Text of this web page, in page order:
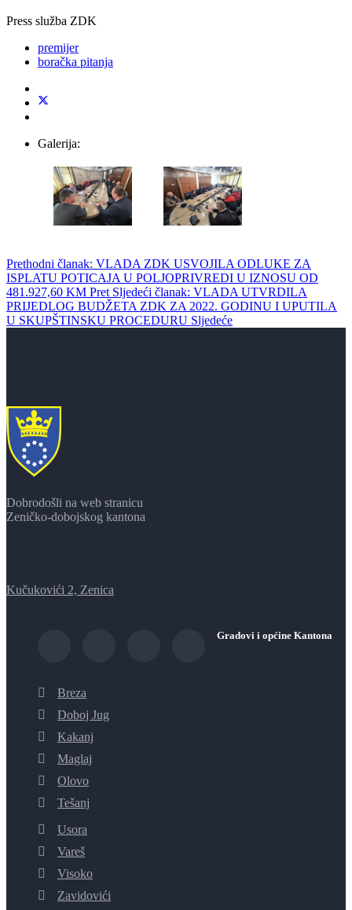
Press služba ZDK
premijer
boračka pitanja
Galerija:
Prethodni članak: VLADA ZDK USVOJILA ODLUKE ZA
ISPLATU POTICAJA U POLJOPRIVREDI U IZNOSU OD
481.927,60 KM Pret Sljedeći članak: VLADA UTVRDILA
PRIJEDLOG BUDŽETA ZDK ZA 2022. GODINU I UPUTILA
U SKUPŠTINSKU PROCEDURU Sljedeće
Dobrodošli na web stranicu
Zeničko-dobojskog kantona
Kučukovići 2, Zenica
Gradovi i općine Kantona
Breza
Doboj Jug
Kakanj
Maglaj
Olovo
Tešanj
Usora
Vareš
Visoko
Zavidovići